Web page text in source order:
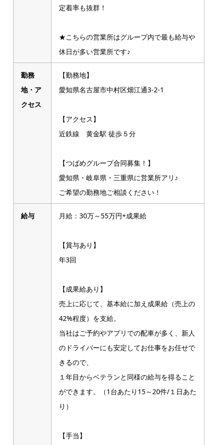
定着率も抜群！
★こちらの営業所はグループ内で最も給与や
休日が多い営業所です♪
勤務
地・ア
クセス
【勤務地】
愛知県名古屋市中村区畑江通3-2-1
【アクセス】
近鉄線 黄金駅 徒歩５分
【つばめグループ合同募集！】
愛知県・岐阜県・三重県に営業所アリ♪
ご希望の勤務地ご相談ください！
給与 月給：30万～55万円+成果給
【賞与あり】
年3回
【成果給あり】
売上に応じて、基本給に加え成果給（売上の
42%程度）を支給。
当社はご予約やアプリでの配車が多く、新人
のドライバーにも安定してお仕事をお任せで
きるので、
１年目からベテランと同様の給与を得ること
ができます。（1台あたり15～20件/１日あた
り）
【手当】